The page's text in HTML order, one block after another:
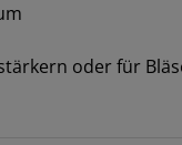
oder für